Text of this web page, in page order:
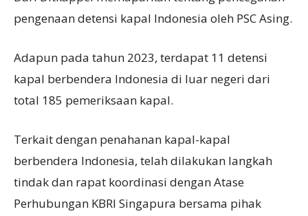
pengenaan detensi kapal Indonesia oleh PSC Asing.
Adapun pada tahun 2023, terdapat 11 detensi
kapal berbendera Indonesia di luar negeri dari
total 185 pemeriksaan kapal.
Terkait dengan penahanan kapal-kapal
berbendera Indonesia, telah dilakukan langkah
tindak dan rapat koordinasi dengan Atase
Perhubungan KBRI Singapura bersama pihak